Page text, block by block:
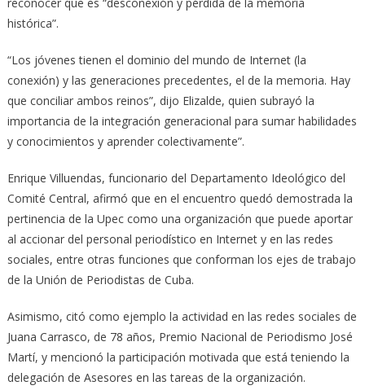
histórica”.
“Los jóvenes tienen el dominio del mundo de Internet (la
conexión) y las generaciones precedentes, el de la memoria. Hay
que conciliar ambos reinos”, dijo Elizalde, quien subrayó la
importancia de la integración generacional para sumar habilidades
y conocimientos y aprender colectivamente”.
Enrique Villuendas, funcionario del Departamento Ideológico del
Comité Central, afirmó que en el encuentro quedó demostrada la
pertinencia de la Upec como una organización que puede aportar
al accionar del personal periodístico en Internet y en las redes
sociales, entre otras funciones que conforman los ejes de trabajo
de la Unión de Periodistas de Cuba.
Asimismo, citó como ejemplo la actividad en las redes sociales de
Juana Carrasco, de 78 años, Premio Nacional de Periodismo José
Martí, y mencionó la participación motivada que está teniendo la
delegación de Asesores en las tareas de la organización.